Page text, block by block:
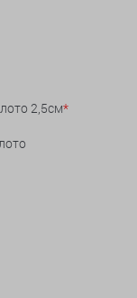
2,5см*